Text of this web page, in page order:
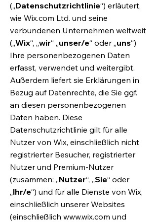
(„Datenschutzrichtlinie“) erläutert,
wie Wix.com Ltd. und seine
verbundenen Unternehmen weltweit
(„Wix“, „wir“ „unser/e“ oder „uns“)
Ihre personenbezogenen Daten
erfasst, verwendet und weitergibt.
Außerdem liefert sie Erklärungen in
Bezug auf Datenrechte, die Sie ggf.
an diesen personenbezogenen
Daten haben. Diese
Datenschutzrichtlinie gilt für alle
Nutzer von Wix, einschließlich nicht
registrierter Besucher, registrierter
Nutzer und Premium-Nutzer
(zusammen: „Nutzer“, „Sie“ oder
„Ihr/e“) und für alle Dienste von Wix,
einschließlich unserer Websites
(einschließlich www.wix.com und